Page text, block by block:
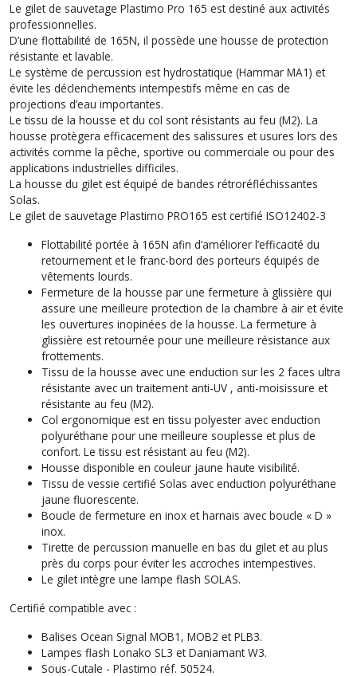
Le gilet de sauvetage Plastimo Pro 165 est destiné aux activités
professionnelles.
D’une flottabilité de 165N, il possède une housse de protection
résistante et lavable.
Le système de percussion est hydrostatique (Hammar MA1) et
évite les déclenchements intempestifs même en cas de
projections d’eau importantes.
Le tissu de la housse et du col sont résistants au feu (M2). La
housse protègera efficacement des salissures et usures lors des
activités comme la pêche, sportive ou commerciale ou pour des
applications industrielles difficiles.
La housse du gilet est équipé de bandes rétroréfléchissantes
Solas.
Le gilet de sauvetage Plastimo PRO165 est certifié ISO12402-3
Flottabilité portée à 165N afin d’améliorer l’efficacité du
retournement et le franc-bord des porteurs équipés de
vêtements lourds.
Fermeture de la housse par une fermeture à glissière qui
assure une meilleure protection de la chambre à air et évite
les ouvertures inopinées de la housse. La fermeture à
glissière est retournée pour une meilleure résistance aux
frottements.
Tissu de la housse avec une enduction sur les 2 faces ultra
résistante avec un traitement anti-UV , anti-moisissure et
résistante au feu (M2).
Col ergonomique est en tissu polyester avec enduction
polyuréthane pour une meilleure souplesse et plus de
confort. Le tissu est résistant au feu (M2).
Housse disponible en couleur jaune haute visibilité.
Tissu de vessie certifié Solas avec enduction polyuréthane
jaune fluorescente.
Boucle de fermeture en inox et harnais avec boucle « D »
inox.
Tirette de percussion manuelle en bas du gilet et au plus
près du corps pour éviter les accroches intempestives.
Le gilet intègre une lampe flash SOLAS.
Certifié compatible avec :
Balises Ocean Signal MOB1, MOB2 et PLB3.
Lampes flash Lonako SL3 et Daniamant W3.
Sous-Cutale - Plastimo réf. 50524.